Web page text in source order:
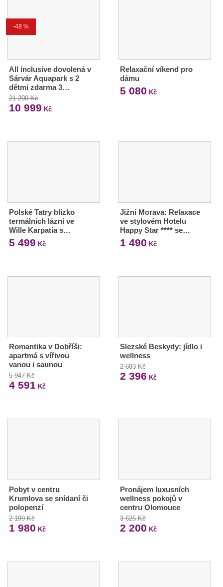
-48 %
All inclusive dovolená v
Sárvár Aquapark s 2
dětmi zdarma 3…
21 200 Kč
10 999 Kč
Relaxační víkend pro
dámu
5 080 Kč
Polské Tatry blízko
termálních lázní ve
Wille Karpatia s…
5 499 Kč
Jižní Morava: Relaxace
ve stylovém Hotelu
Happy Star **** se…
1 490 Kč
Romantika v Dobříši:
apartmá s vířivou
vanou i saunou
5 947 Kč
4 591 Kč
Slezské Beskydy: jídlo i
wellness
2 683 Kč
2 396 Kč
Pobyt v centru
Krumlova se snídaní či
polopenzí
2 199 Kč
1 980 Kč
Pronájem luxusních
wellness pokojů v
centru Olomouce
3 625 Kč
2 200 Kč